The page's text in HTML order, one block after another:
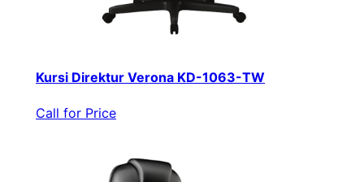
Kursi Direktur Verona KD-1063-TW
Call for Price